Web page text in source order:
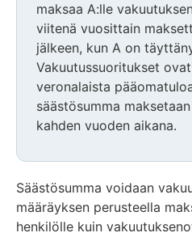
maksaa A:lle
viitenä vuosittain
jälkeen, kun A on
Vakuutussuoritukset
veronalaista
säästösumma
kahden vuoden aikana.
Säästösumma voidaan
määräyksen perusteella
henkilölle kuin